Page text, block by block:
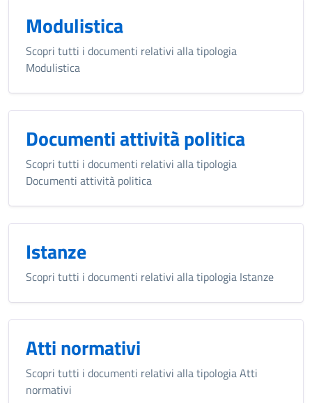
Modulistica
Scopri tutti i documenti relativi alla tipologia
Modulistica
Documenti attività politica
Scopri tutti i documenti relativi alla tipologia
Documenti attività politica
Istanze
Scopri tutti i documenti relativi alla tipologia Istanze
Atti normativi
Scopri tutti i documenti relativi alla tipologia Atti
normativi